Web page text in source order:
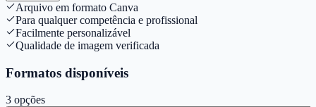
Arquivo em formato Canva
Para qualquer competência e profissional
Facilmente personalizável
Qualidade de imagem verificada
Formatos disponíveis
3 opções